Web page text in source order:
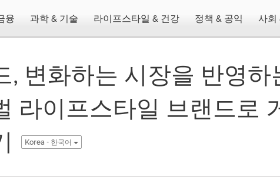
융 과학 & 기술 라이프스타일 & 건강 정책 & 공익 사회
, 변화하는 시장을 반영하
라이프스타일 브랜드로
Korea - 한국어